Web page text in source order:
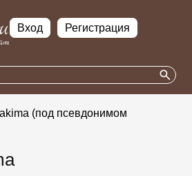
Вход Регистрация
(под псевдонимом